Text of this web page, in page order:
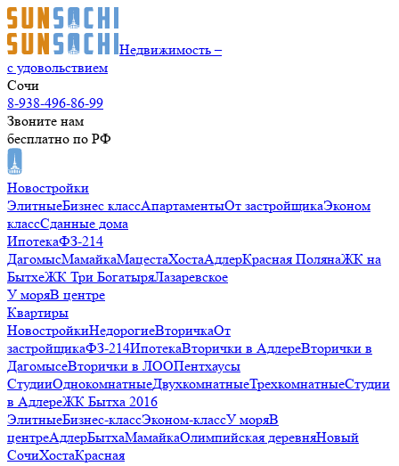
Недвижимость –
с удовольствием
Сочи
8-938-496-86-99
Звоните нам
бесплатно по РФ
Новостройки
ЭлитныеБизнес классАпартаментыОт застройщикаЭконом
классСданные дома
ИпотекаФЗ-214
ДагомысМамайкаМацестаХостаАдлерКрасная ПолянаЖК на
БытхеЖК Три БогатыряЛазаревское
У моряВ центре
Квартиры
НовостройкиНедорогиеВторичкаОт
застройщикаФЗ-214ИпотекаВторички в АдлереВторички в
ДагомысеВторички в ЛООПентхаусы
СтудииОднокомнатныеДвухкомнатныеТрехкомнатныеСтудии
в АдлереЖК Бытха 2016
ЭлитныеБизнес-классЭконом-классУ моряВ
центреАдлерБытхаМамайкаОлимпийская деревняНовый
СочиХостаКрасная